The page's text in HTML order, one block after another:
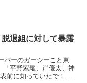
退組に対して暴露
バーのガーシーこと東
「平野紫耀、岸優太、神
前に知っていたで！今